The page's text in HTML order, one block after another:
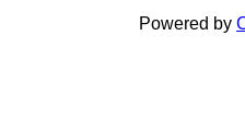
Powered by